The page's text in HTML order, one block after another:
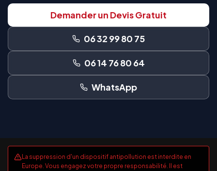
Demander un Devis Gratuit
06 32 99 80 75
06 14 76 80 64
WhatsApp
La suppression d'un dispositif antipollution est interdite en
Europe. Vous engagez votre propre responsabilité. Il est